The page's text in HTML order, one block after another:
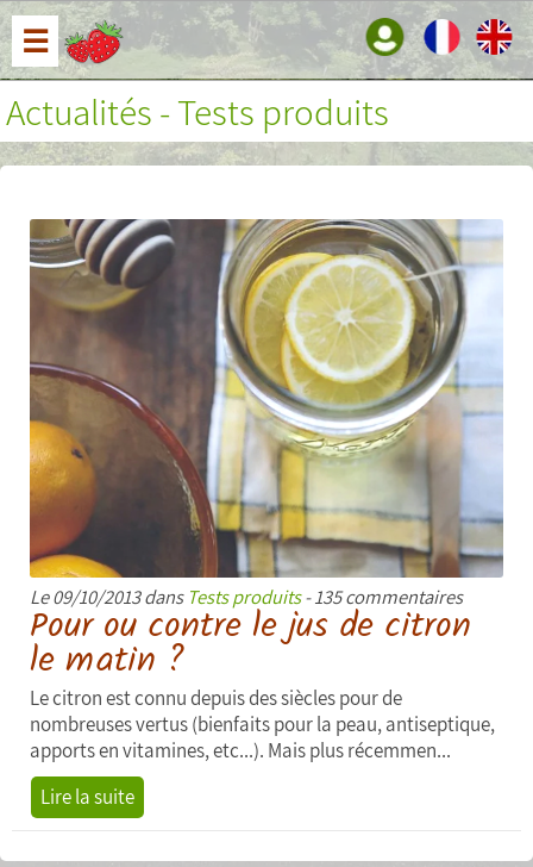
☰
Actualités - Tests produits
Le 09/10/2013 dans Tests produits- 135 commentaires
Pour ou contre le jus de citron
le matin ?
Le citron est connu depuis des siècles pour de
nombreuses vertus (bienfaits pour la peau, antiseptique,
apports en vitamines, etc...). Mais plus récemmen...
Lire la suite